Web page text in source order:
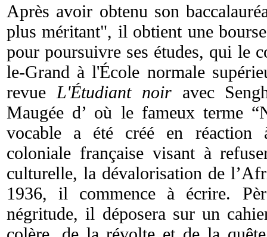
Après avoir obtenu son
plus méritant", il obtient une
pour poursuivre ses études, qui le
le-Grand à l'École normale
revue L'Étudiant noiravec
Maugée d’ où le fameux terme
vocable a été créé en réaction
coloniale française visant à
culturelle, la dévalorisation de
1936, il commence à écrire.
négritude, il déposera sur un